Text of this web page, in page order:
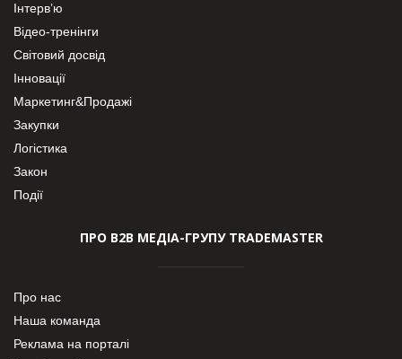
Інтерв’ю
Відео-тренінги
Світовий досвід
Інновації
Маркетинг&Продажі
Закупки
Логістика
Закон
Події
ПРО В2В МЕДІА-ГРУПУ TRADEMASTER
Про нас
Наша команда
Реклама на порталі